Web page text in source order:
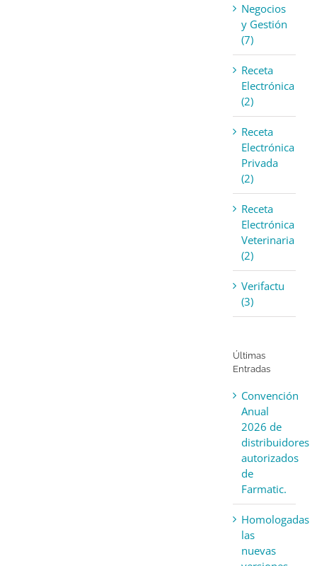
Negocios
y Gestión
(7)
Receta
Electrónica
(2)
Receta
Electrónica
Privada
(2)
Receta
Electrónica
Veterinaria
(2)
Verifactu
(3)
Últimas
Entradas
Convención
Anual
2026 de
distribuidores
autorizados
de
Farmatic.
Homologadas
las
nuevas